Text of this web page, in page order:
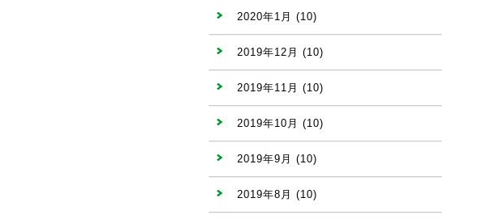
2020年1月 (10)
2019年12月 (10)
2019年11月 (10)
2019年10月 (10)
2019年9月 (10)
2019年8月 (10)